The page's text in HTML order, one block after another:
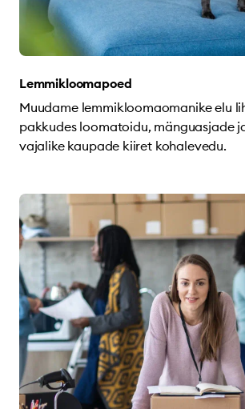
Lemmikloomapoed
Muudame lemmikloomaomanike elu
pakkudes loomatoidu, mänguasjade
vajalike kaupade kiiret kohalevedu.